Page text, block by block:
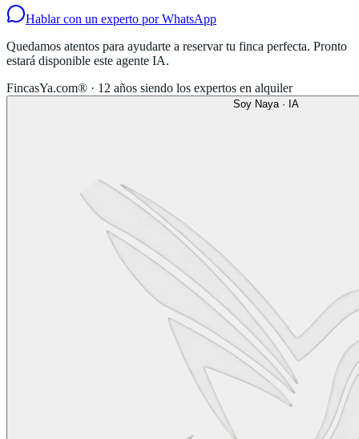
Hablar con un experto por WhatsApp
Quedamos atentos para ayudarte a reservar tu finca perfecta. Pronto
estará disponible este agente IA.
FincasYa.com® · 12 años siendo los expertos en alquiler
Soy Naya · IA